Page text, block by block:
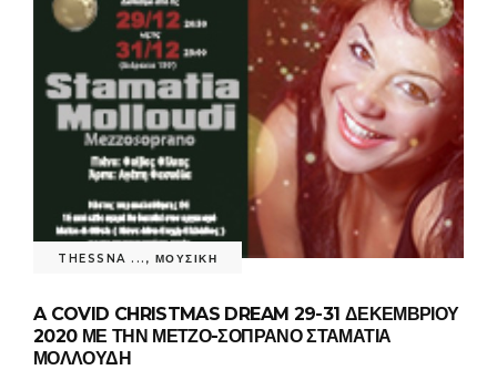
THESSNA ... , ΜΟΥΣΙΚΗ
A COVID CHRISTMAS DREAM 29-31 ΔΕΚΕΜΒΡΙΟΥ
2020 ΜΕ ΤΗΝ ΜΕΤΖΟ-ΣΟΠΡΑΝΟ ΣΤΑΜΑΤΙΑ
ΜΟΛΛΟΥΔΗ